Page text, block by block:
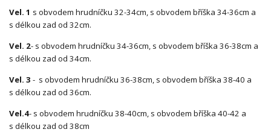
Vel. 1 s obvodem hrudníčku 32-34cm, s obvodem bříška 34-36cm a
s délkou zad od 32cm.
Vel. 2- s obvodem hrudníčku 34-36cm, s obvodem bříška 36-38cm a
s délkou zad od 34cm.
Vel. 3 - s obvodem hrudníčku 36-38cm, s obvodem bříška 38-40 a
s délkou zad od 36cm.
Vel.4- s obvodem hrudníčku 38-40cm, s obvodem bříška 40-42 a
s délkou zad od 38cm